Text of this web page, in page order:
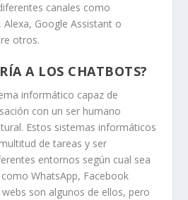
canales como
Google Assistant o
otros.
A LOS CHATBOTS?
informático capaz de
con un ser humano
Estos sistemas informáticos
de tareas y ser
entornos según cual sea
WhatsApp, Facebook
son algunos de ellos, pero